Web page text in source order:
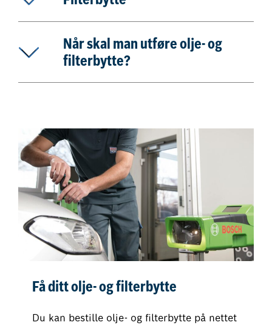
Når skal man utføre olje- og
filterbytte?
Få ditt olje- og filterbytte
Du kan bestille olje- og filterbytte på nettet